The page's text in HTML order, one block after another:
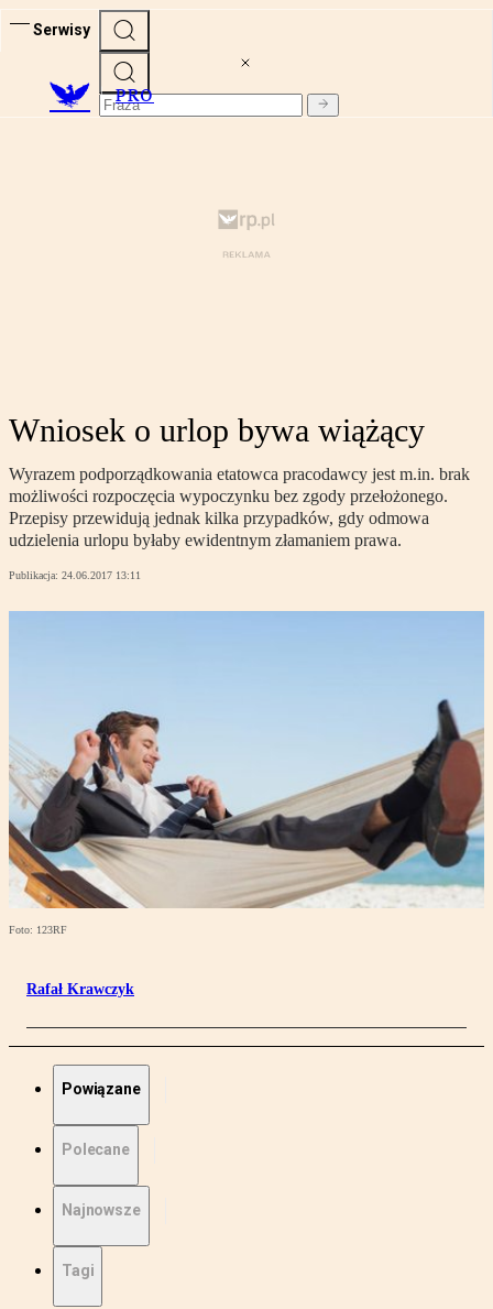
Serwisy
PRO
Wniosek o urlop bywa wiążący
Wyrazem podporządkowania etatowca pracodawcy jest m.in. brak
możliwości rozpoczęcia wypoczynku bez zgody przełożonego.
Przepisy przewidują jednak kilka przypadków, gdy odmowa
udzielenia urlopu byłaby ewidentnym złamaniem prawa.
Publikacja: 24.06.2017 13:11
Foto: 123RF
Rafał Krawczyk
Powiązane
Polecane
Najnowsze
Tagi